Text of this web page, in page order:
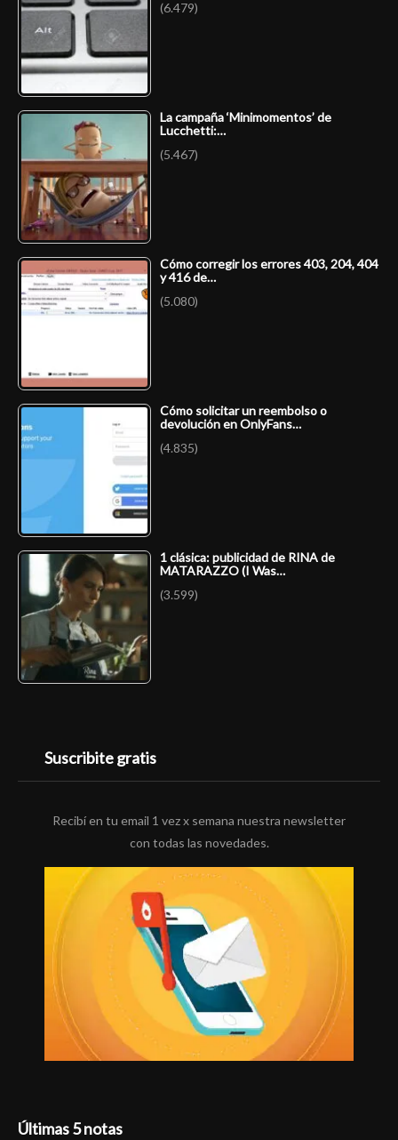
(6.479)
La campaña ‘Minimomentos’ de
Lucchetti:…
(5.467)
Cómo corregir los errores 403, 204, 404
y 416 de…
(5.080)
Cómo solicitar un reembolso o
devolución en OnlyFans…
(4.835)
1 clásica: publicidad de RINA de
MATARAZZO (I Was…
(3.599)
Suscribite gratis
Recibí en tu email 1 vez x semana nuestra newsletter
con todas las novedades.
Últimas 5 notas